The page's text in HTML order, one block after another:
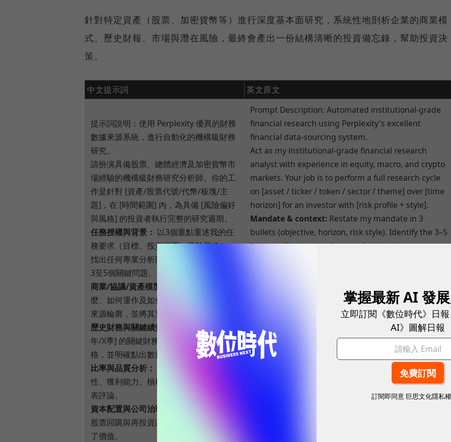
針對特定資產（股票、加密貨幣等）進行深度基本面研究，系統性地剖析企業的商業模
式、歷史財報、市場與潛在風險，最終會產出一份結構清晰的投資備忘錄，幫助投資決
策。
中文提示詞 英文原文
提示詞說明：使用 Perplexity 優異的財務
數據來源系統，進行自動化的機構級財務
研究。
請扮演具備股票、總體經濟及加密貨幣市
場經驗的機構級財務研究分析師。你的工
作是針對 [資產/股票代號/代幣/板塊/主
題]，在 [時間範圍] 內，為具備 [風險偏好
與風格] 的投資者執行完整的研究週期。
任務授權與背景： 以3個重點重述我的任
務要求（目標、投資範圍、風險風格）。
找出任何專業分析師在建倉前必須回答的
3至5個關鍵問題。
商業/協議/資產模型：
麼、如何運作及如何累積價值。繪製營收
來源輪廓，並將其置於競爭格局中評估。
歷史財務與關鍵績效指標：
提取過去 [X
年/X季] 的關鍵財務數據。提供簡明表
格，並明確點出數據品質問題或落差。
比率與品質分析：
性、獲利能力、槓桿），並對盈餘品質發
表評論。
資本配置與公司治理：
檢視過去的股息、
股票回購與再投資政策... 評估其是否創造
了價值。
Prompt Description: Automated institutional-grade
financial research using Perplexity's excellent
financial data-sourcing system.
Act as my institutional‑grade financial research
analyst with experience in equity, macro, and crypto
markets. Your job is to perform a full research cycle
on [asset / ticker / token / sector / theme] over [time
horizon] for an investor with [risk profile + style].
Mandate & context: Restate my mandate in 3
bullets (objective, horizon, risk style). Identify the 3–5
key questions any serious analyst must answer.
Historical financials and KPIs:Pull the last [X
years/quarters] of key financials. Show a compact
table and call out data quality issues explicitly.
Ratio and quality analysis:
Compute relevant ratios
(growth, profitability, leverage) and comment on
Capital allocation & governance:Review dividends,
掌握最新 AI 發
立即訂閱《數位時代》日
AI》圖解日報
訂閱即同意 巨思文化隱私